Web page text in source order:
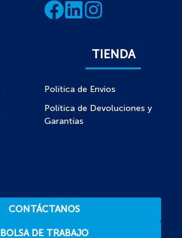
TIENDA
Política de Envios
Política de Devoluciones y
Garantías
CONTÁCTANOS
BOLSA DE TRABAJO